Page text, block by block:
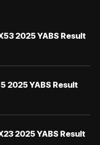
2025 YABS Result
2025 YABS Result
2025 YABS Result